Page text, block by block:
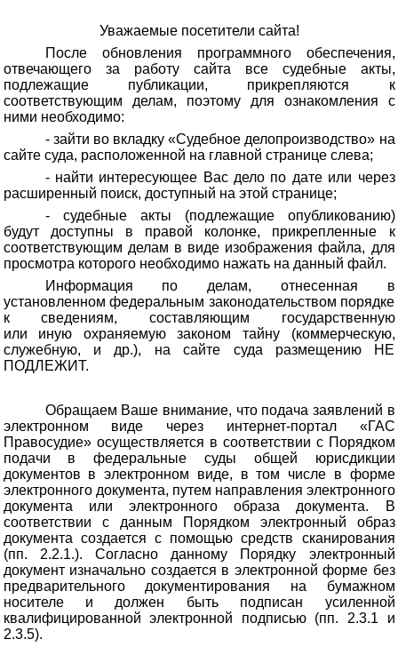
Уважаемые посетители сайта!
После обновления программного обеспечения,
отвечающего за работу сайта все судебные акты,
подлежащие публикации, прикрепляются к
соответствующим делам, поэтому для ознакомления с
ними необходимо:
- зайти во вкладку «Судебное делопроизводство» на
сайте суда, расположенной на главной странице слева;
- найти интересующее Вас дело по дате или через
расширенный поиск, доступный на этой странице;
- судебные акты (подлежащие опубликованию)
будут доступны в правой колонке, прикрепленные к
соответствующим делам в виде изображения файла, для
просмотра которого необходимо нажать на данный файл.
Информация по делам, отнесенная в
установленном федеральным законодательством порядке
к сведениям, составляющим государственную
или иную охраняемую законом тайну (коммерческую,
служебную, и др.), на сайте суда размещению НЕ
ПОДЛЕЖИТ.
Обращаем Ваше внимание, что подача заявлений в
электронном виде через интернет-портал «ГАС
Правосудие» осуществляется в соответствии с Порядком
подачи в федеральные суды общей юрисдикции
документов в электронном виде, в том числе в форме
электронного документа, путем направления электронного
документа или электронного образа документа. В
соответствии с данным Порядком электронный образ
документа создается с помощью средств сканирования
(пп. 2.2.1.). Согласно данному Порядку электронный
документ изначально создается в электронной форме без
предварительного документирования на бумажном
носителе и должен быть подписан усиленной
квалифицированной электронной подписью (пп. 2.3.1 и
2.3.5).